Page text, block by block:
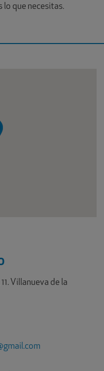
que necesitas.
Villanueva de la